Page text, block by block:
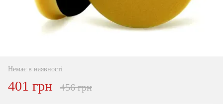
Немає в наявності
401 грн 456 грн